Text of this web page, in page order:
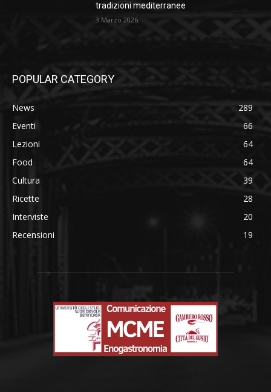
tradizioni mediterranee
3 Marzo 2026
POPULAR CATEGORY
News
289
Eventi
66
Lezioni
64
Food
64
Cultura
39
Ricette
28
Interviste
20
Recensioni
19